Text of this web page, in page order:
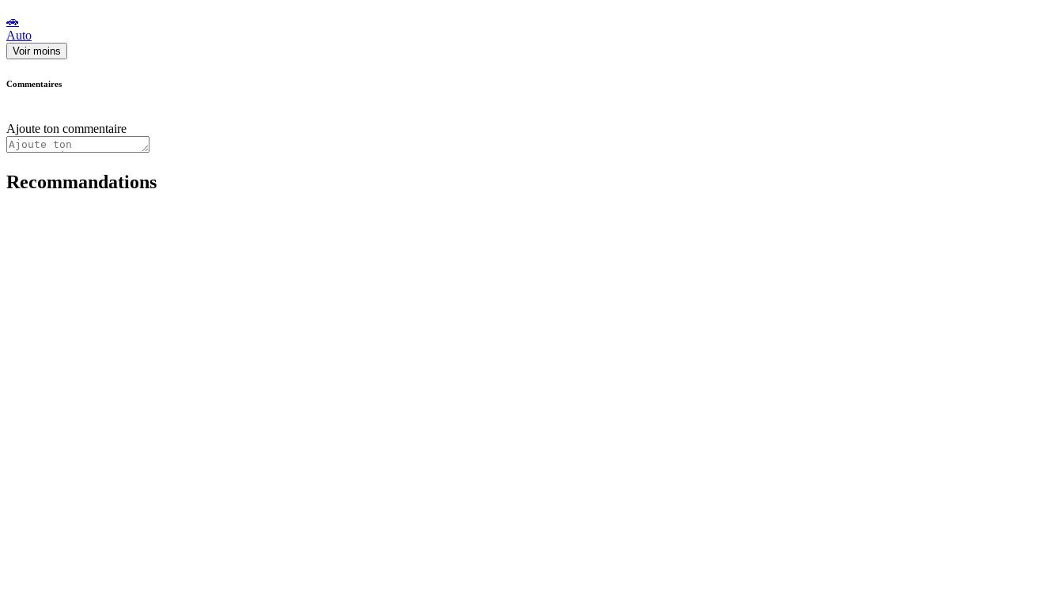
🚗
Auto
Voir moins
Commentaires
Ajoute ton commentaire
Recommandations